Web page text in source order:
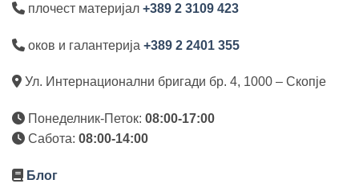
плочест материјал +389 2 3109 423
оков и галантерија +389 2 2401 355
Ул. Интернационални бригади бр. 4, 1000 – Скопје
Понеделник-Петок: 08:00-17:00
Сабота: 08:00-14:00
Блог